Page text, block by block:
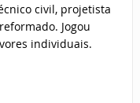
civil, projetista
Jogou
individuais.